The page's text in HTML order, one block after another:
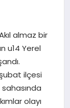
almaz bir
u14 Yerel
ilçesi
olayı